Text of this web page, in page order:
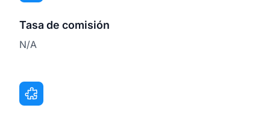
Tasa de comisión
N/A